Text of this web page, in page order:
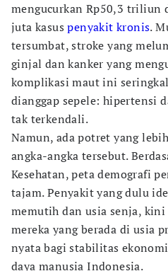
mengucurkan Rp50,3 triliun
juta kasuspenyakit kronis.
tersumbat, stroke yang
ginjal dan kanker yang
komplikasi maut ini
dianggap sepele: hipertensi
tak terkendali.
Namun, ada potret yang
angka-angka tersebut.
Kesehatan, peta demografi
tajam. Penyakit yang dulu
memutih dan usia senja,
mereka yang berada di usia
nyata bagi stabilitas
daya manusia Indonesia.